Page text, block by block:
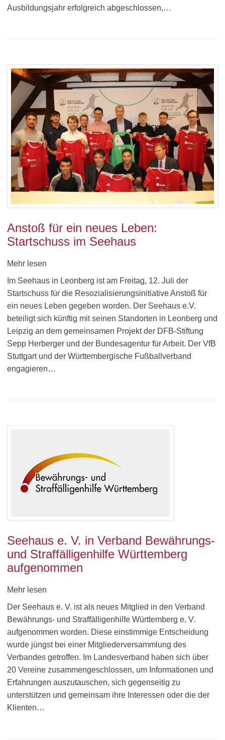
Ausbildungsjahr erfolgreich abgeschlossen,…
Anstoß für ein neues Leben:
Startschuss im Seehaus
Mehr lesen
Im Seehaus in Leonberg ist am Freitag, 12. Juli der
Startschuss für die Resozialisierungsinitiative Anstoß für
ein neues Leben gegeben worden. Der Seehaus e.V.
beteiligt sich künftig mit seinen Standorten in Leonberg und
Leipzig an dem gemeinsamen Projekt der DFB-Stiftung
Sepp Herberger und der Bundesagentur für Arbeit. Der VfB
Stuttgart und der Württembergische Fußballverband
engagieren…
Seehaus e. V. in Verband Bewährungs-
und Straffälligenhilfe Württemberg
aufgenommen
Mehr lesen
Der Seehaus e. V. ist als neues Mitglied in den Verband
Bewährungs- und Straffälligenhilfe Württemberg e. V.
aufgenommen worden. Diese einstimmige Entscheidung
wurde jüngst bei einer Mitgliederversammlung des
Verbandes getroffen. Im Landesverband haben sich über
20 Vereine zusammengeschlossen, um Informationen und
Erfahrungen auszutauschen, sich gegenseitig zu
unterstützen und gemeinsam ihre Interessen oder die der
Klienten…